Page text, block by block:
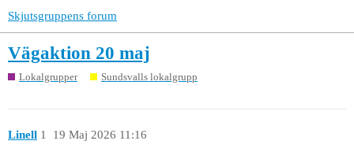
Skjutsgruppens forum
Vägaktion 20 maj
Lokalgrupper Sundsvalls lokalgrupp
Linell 19 Maj 2026 11:16
1